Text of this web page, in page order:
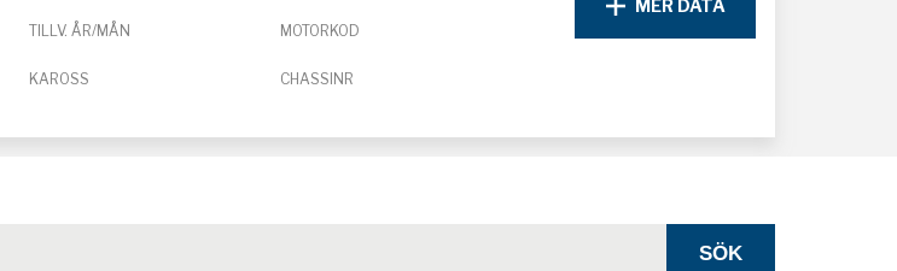
TILLV. ÅR/MÅN MOTORKOD
KAROSS CHASSINR
MER DATA